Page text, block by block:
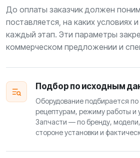
До оплаты заказчик должен
поставляется, на каких условиях
каждый этап. Эти параметры
коммерческом предложении и
Подбор по исходным
Оборудование подбирается
рецептурам, режиму работы и
Запчасти — по бренду, модели,
стороне установки и